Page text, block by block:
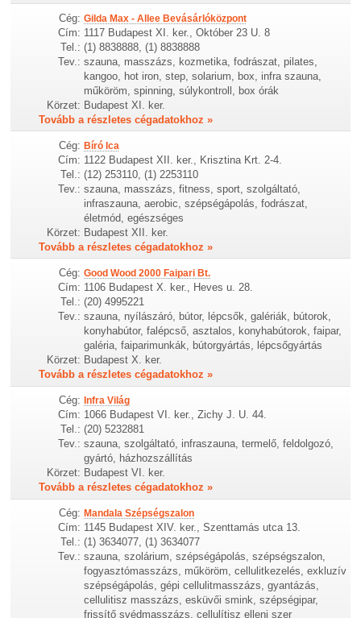
Cég: Gilda Max - Allee Bevásárlóközpont
Cím: 1117 Budapest XI. ker., Október 23 U. 8
Tel.: (1) 8838888, (1) 8838888
Tev.: szauna, masszázs, kozmetika, fodrászat, pilates,
kangoo, hot iron, step, solarium, box, infra szauna,
műköröm, spinning, súlykontroll, box órák
Körzet: Budapest XI. ker.
Tovább a részletes cégadatokhoz »
Cég: Bíró Ica
Cím: 1122 Budapest XII. ker., Krisztina Krt. 2-4.
Tel.: (12) 253110, (1) 2253110
Tev.: szauna, masszázs, fitness, sport, szolgáltató,
infraszauna, aerobic, szépségápolás, fodrászat,
életmód, egészséges
Körzet: Budapest XII. ker.
Tovább a részletes cégadatokhoz »
Cég: Good Wood 2000 Faipari Bt.
Cím: 1106 Budapest X. ker., Heves u. 28.
Tel.: (20) 4995221
Tev.: szauna, nyílászáró, bútor, lépcsők, galériák, bútorok,
konyhabútor, falépcső, asztalos, konyhabútorok, faipar,
galéria, faiparimunkák, bútorgyártás, lépcsőgyártás
Körzet: Budapest X. ker.
Tovább a részletes cégadatokhoz »
Cég: Infra Világ
Cím: 1066 Budapest VI. ker., Zichy J. U. 44.
Tel.: (20) 5232881
Tev.: szauna, szolgáltató, infraszauna, termelő, feldolgozó,
gyártó, házhozszállítás
Körzet: Budapest VI. ker.
Tovább a részletes cégadatokhoz »
Cég: Mandala Szépségszalon
Cím: 1145 Budapest XIV. ker., Szenttamás utca 13.
Tel.: (1) 3634077, (1) 3634077
Tev.: szauna, szolárium, szépségápolás, szépségszalon,
fogyasztómasszázs, műköröm, cellulitkezelés, exkluzív
szépségápolás, gépi cellulitmasszázs, gyantázás,
cellulitisz masszázs, esküvői smink, szépségipar,
frissítő svédmasszázs, cellulítisz elleni szer